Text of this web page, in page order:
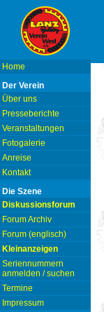
Home
Der Verein
Über uns
Presseberichte
Veranstaltungen
Fotogalerie
Anreise
Kontakt
Die Szene
Diskussionsforum
Forum Archiv
Forum (englisch)
Kleinanzeigen
Seriennummern
anmelden / suchen
Termine
Impressum